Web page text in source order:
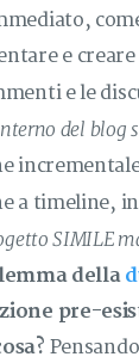
e
e le
del blog
a timeline,
SIMILE
della
pre-